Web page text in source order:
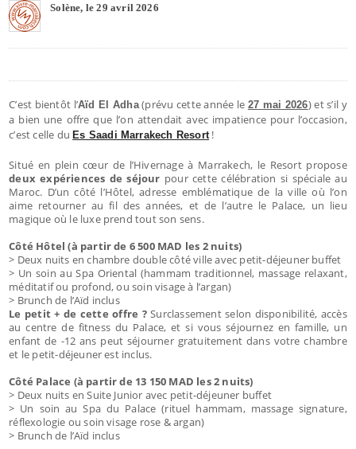
Solène, le 29 avril 2026
C’est bientôt l’Aïd El Adha(prévu cette année le 27 mai 2026) et s’il y
a bien une offre que l’on attendait avec impatience pour l’occasion,
c’est celle duEs Saadi Marrakech Resort!
Situé en plein cœur de l’Hivernage à Marrakech, le Resort propose
deux expériences de séjour pour cette célébration si spéciale au
Maroc. D’un côté l’Hôtel, adresse emblématique de la ville où l’on
aime retourner au fil des années, et de l’autre le Palace, un lieu
magique où le luxe prend tout son sens.
Côté Hôtel (à partir de 6 500 MAD les 2 nuits)
> Deux nuits en chambre double côté ville avec petit-déjeuner buffet
> Un soin au Spa Oriental (hammam traditionnel, massage relaxant,
méditatif ou profond, ou soin visage à l’argan)
> Brunch de l’Aïd inclus
Le petit + de cette offre ?Surclassement selon disponibilité, accès
au centre de fitness du Palace, et si vous séjournez en famille, un
enfant de -12 ans peut séjourner gratuitement dans votre chambre
et le petit-déjeuner est inclus.
Côté Palace (à partir de 13 150 MAD les 2 nuits)
> Deux nuits en Suite Junior avec petit-déjeuner buffet
> Un soin au Spa du Palace (rituel hammam, massage signature,
réflexologie ou soin visage rose & argan)
> Brunch de l’Aïd inclus